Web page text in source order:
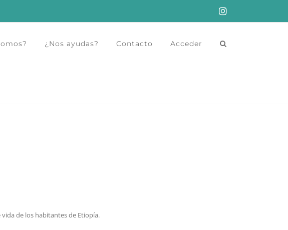
Instagram
¿Nos ayudas? Contacto Acceder
de los habitantes de Etiopía.